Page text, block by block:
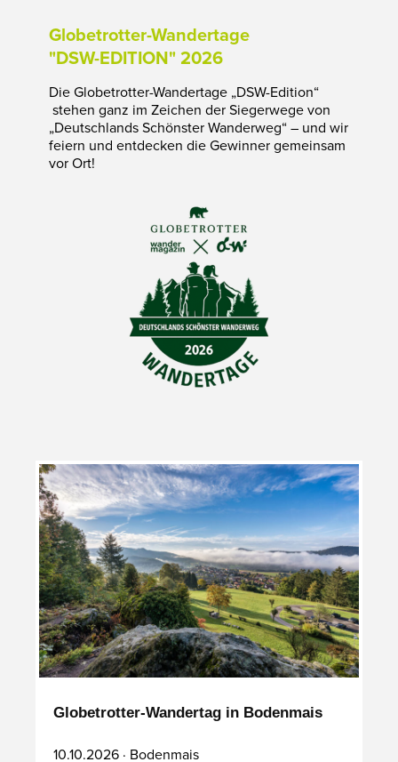
Globetrotter-Wandertage
"DSW-EDITION" 2026
Die Globetrotter-Wandertage „DSW-Edition“
stehen ganz im Zeichen der Siegerwege von
„Deutschlands Schönster Wanderweg“ – und wir
feiern und entdecken die Gewinner gemeinsam
vor Ort!
Globetrotter-Wandertag in Bodenmais
10.10.2026 · Bodenmais